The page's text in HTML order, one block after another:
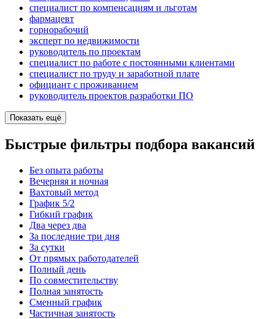
специалист по компенсациям и льготам
фармацевт
горнорабочий
эксперт по недвижимости
руководитель по проектам
специалист по работе с постоянными клиентами
специалист по труду и заработной плате
официант с проживанием
руководитель проектов разработки ПО
Показать ещё
Быстрые фильтры подбора вакансий
Без опыта работы
Вечерняя и ночная
Вахтовый метод
График 5/2
Гибкий график
Два через два
За последние три дня
За сутки
От прямых работодателей
Полный день
По совместительству
Полная занятость
Сменный график
Частичная занятость